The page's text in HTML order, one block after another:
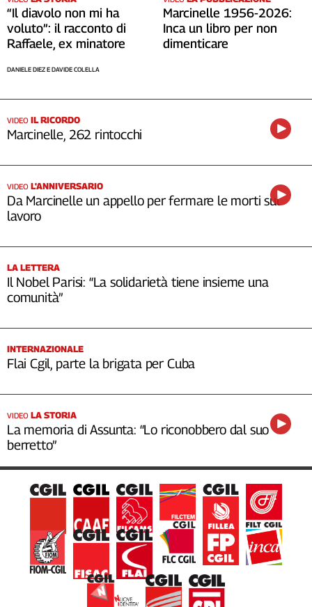
“Il diavolo non mi ha
voluto”: il racconto di
Raffaele, ex minatore
DANIELE DIEZ E DAVIDE COLELLA
Marcinelle 1956-2026:
Inca un libro per non
dimenticare
VIDEO IL RICORDO
Marcinelle, 262 rintocchi
VIDEO L'ANNIVERSARIO
Da Marcinelle un appello per fermare le morti sul
lavoro
LA LETTERA
Il Nobel Parisi: “La solidarietà tiene insieme una
comunità”
INTERNAZIONALE
Flai Cgil, parte la brigata per Cuba
VIDEO LA STORIA
La memoria di Assunta: “Lo riconobbero dal suo
berretto”